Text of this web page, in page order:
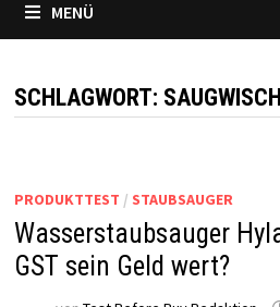
MENÜ
SCHLAGWORT:
PRODUKTTEST / STAUBSAUGER
Wasserstaubsauger
GST sein Geld wert?